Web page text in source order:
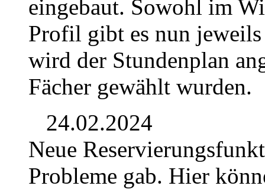
eingebaut. Sowohl im
Profil gibt es nun
wird der Stundenplan
Fächer gewählt wurden.
24.02.2024
Neue
Probleme gab. Hier